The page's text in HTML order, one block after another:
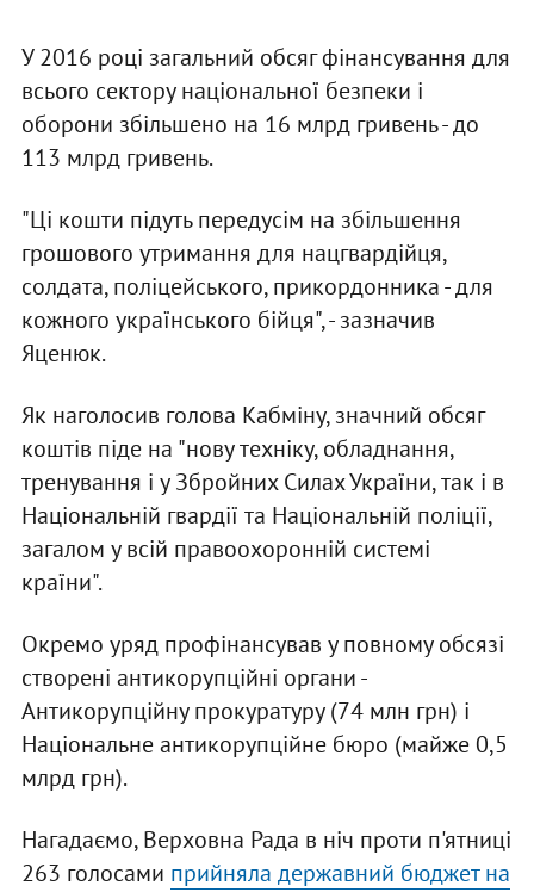
У 2016 році загальний обсяг фінансування для
всього сектору національної безпеки і
оборони збільшено на 16 млрд гривень - до
113 млрд гривень.
"Ці кошти підуть передусім на збільшення
грошового утримання для нацгвардійця,
солдата, поліцейського, прикордонника - для
кожного українського бійця", - зазначив
Яценюк.
Як наголосив голова Кабміну, значний обсяг
коштів піде на "нову техніку, обладнання,
тренування і у Збройних Силах України, так і в
Національній гвардії та Національній поліції,
загалом у всій правоохоронній системі
країни".
Окремо уряд профінансував у повному обсязі
створені антикорупційні органи -
Антикорупційну прокуратуру (74 млн грн) і
Національне антикорупційне бюро (майже 0,5
млрд грн).
Нагадаємо, Верховна Рада в ніч проти п'ятниці
263 голосами прийняла державний бюджет на